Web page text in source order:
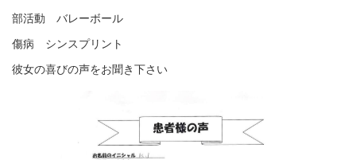
部活動 バレーボール
傷病 シンスプリント
彼女の喜びの声をお聞き下さい